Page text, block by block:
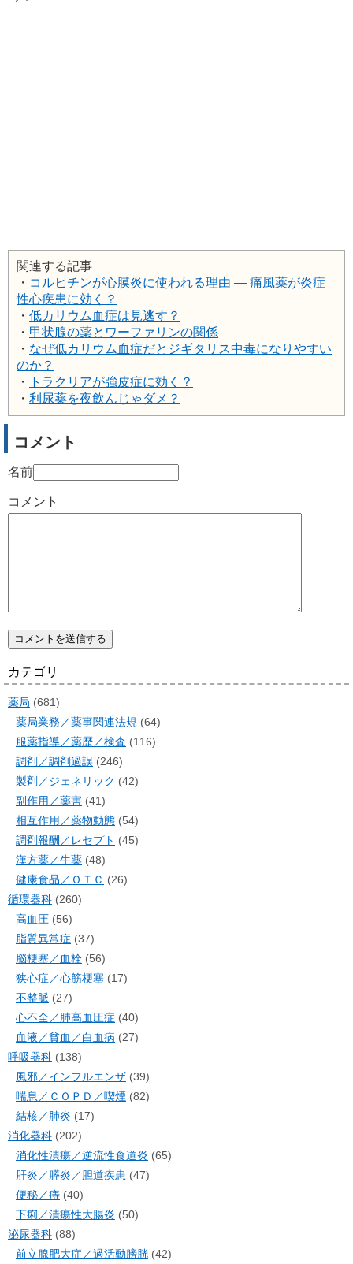
関連する記事
・ コルヒチンが心膜炎に使われる理由 ― 痛風薬が炎症
性心疾患に効く？
・ 低カリウム血症は見逃す？
・ 甲状腺の薬とワーファリンの関係
・ なぜ低カリウム血症だとジギタリス中毒になりやすい
のか？
・
トラクリアが強皮症に効く？
・ 利尿薬を夜飲んじゃダメ？
コメント
名前
コメント
カテゴリ
薬局 (681)
薬局業務／薬事関連法規 (64)
服薬指導／薬歴／検査 (116)
調剤／調剤過誤 (246)
製剤／ジェネリック (42)
副作用／薬害 (41)
相互作用／薬物動態 (54)
調剤報酬／レセプト (45)
漢方薬／生薬 (48)
健康食品／ＯＴＣ (26)
循環器科 (260)
高血圧 (56)
脂質異常症 (37)
脳梗塞／血栓 (56)
狭心症／心筋梗塞 (17)
不整脈 (27)
心不全／肺高血圧症 (40)
血液／貧血／白血病 (27)
呼吸器科 (138)
風邪／インフルエンザ (39)
喘息／ＣＯＰＤ／喫煙 (82)
結核／肺炎 (17)
消化器科 (202)
消化性潰瘍／逆流性食道炎 (65)
肝炎／膵炎／胆道疾患 (47)
便秘／痔 (40)
下痢／潰瘍性大腸炎 (50)
泌尿器科 (88)
前立腺肥大症／過活動膀胱 (42)